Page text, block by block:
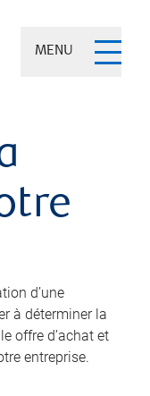
MENU
d’une
à déterminer la
offre d’achat et
entreprise.